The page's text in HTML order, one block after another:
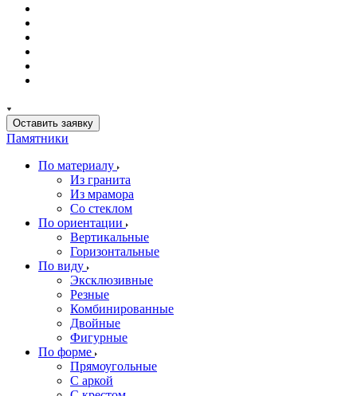
Оставить заявку
Памятники
По материалу
Из гранита
Из мрамора
Со стеклом
По ориентации
Вертикальные
Горизонтальные
По виду
Эксклюзивные
Резные
Комбинированные
Двойные
Фигурные
По форме
Прямоугольные
С аркой